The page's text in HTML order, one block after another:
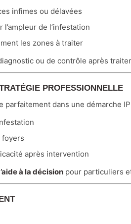
infimes ou délavées
l’ampleur de l’infestation
les zones à traiter
ou de contrôle après
PROFESSIONNELLE
parfaitement dans une démarche
foyers
après intervention
à la décision pour particuliers